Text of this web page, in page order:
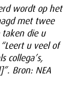
wordt op het
met twee
die u
u veel of
collega’s,
Bron: NEA